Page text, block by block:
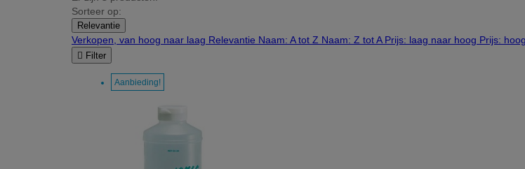
Sorteer op:
Relevantie
Verkopen, van hoog naar laag Relevantie Naam: A tot Z Naam: Z tot A Prijs: laag naar hoog Prijs:
 Filter
Aanbieding!